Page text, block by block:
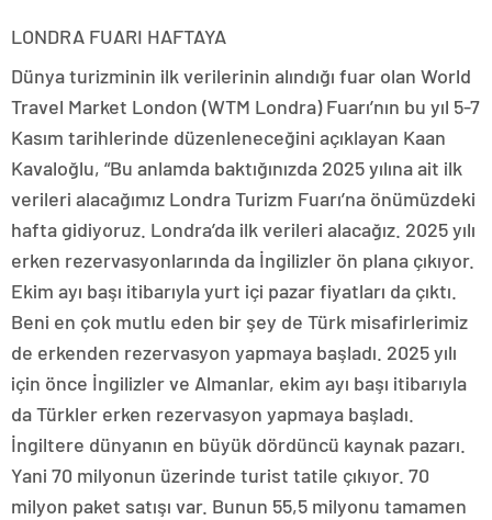
LONDRA FUARI HAFTAYA
Dünya turizminin ilk verilerinin alındığı fuar olan World
Travel Market London (WTM Londra) Fuarı’nın bu yıl 5-7
Kasım tarihlerinde düzenleneceğini açıklayan Kaan
Kavaloğlu, “Bu anlamda baktığınızda 2025 yılına ait ilk
verileri alacağımız Londra Turizm Fuarı’na önümüzdeki
hafta gidiyoruz. Londra’da ilk verileri alacağız. 2025 yılı
erken rezervasyonlarında da İngilizler ön plana çıkıyor.
Ekim ayı başı itibarıyla yurt içi pazar fiyatları da çıktı.
Beni en çok mutlu eden bir şey de Türk misafirlerimiz
de erkenden rezervasyon yapmaya başladı. 2025 yılı
için önce İngilizler ve Almanlar, ekim ayı başı itibarıyla
da Türkler erken rezervasyon yapmaya başladı.
İngiltere dünyanın en büyük dördüncü kaynak pazarı.
Yani 70 milyonun üzerinde turist tatile çıkıyor. 70
milyon paket satışı var. Bunun 55,5 milyonu tamamen